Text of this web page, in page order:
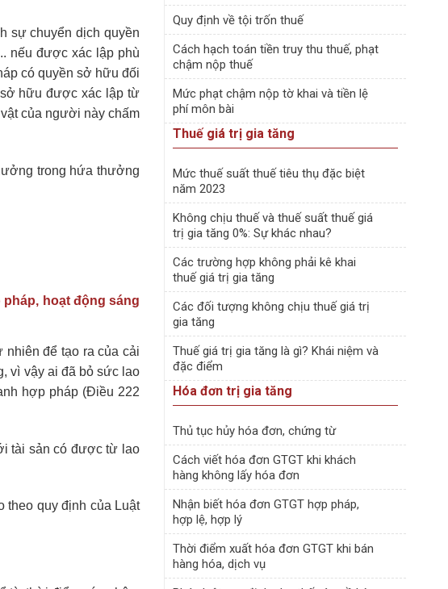
sự chuyển dịch quyền
nếu được xác lập phù
có quyền sở hữu đối
sở hữu được xác lập từ
của người này chấm
trong hứa thưởng
hoạt động sáng
nhiên để tạo ra của cải
vì vậy ai đã bỏ sức lao
hợp pháp (Điều 222
tài sản có được từ lao
theo quy định của Luật
Quy định về tội trốn thuế
Cách hạch toán tiền truy thu thuế, phạt
chậm nộp thuế
Mức phạt chậm nộp tờ khai và tiền lệ
phí môn bài
Thuế giá trị gia tăng
Mức thuế suất thuế tiêu thụ đặc biệt
năm 2023
Không chịu thuế và thuế suất thuế giá
trị gia tăng 0%: Sự khác nhau?
Các trường hợp không phải kê khai
thuế giá trị gia tăng
Các đối tượng không chịu thuế giá trị
gia tăng
Thuế giá trị gia tăng là gì? Khái niệm và
đặc điểm
Hóa đơn trị gia tăng
Thủ tục hủy hóa đơn, chứng từ
Cách viết hóa đơn GTGT khi khách
hàng không lấy hóa đơn
Nhận biết hóa đơn GTGT hợp pháp,
hợp lệ, hợp lý
Thời điểm xuất hóa đơn GTGT khi bán
hàng hóa, dịch vụ